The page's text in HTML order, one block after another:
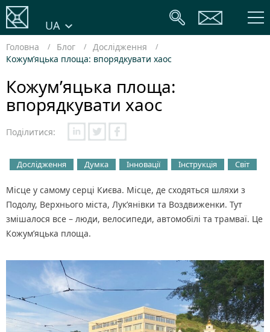
UA
Головна Блог
Дослідження
Кожум’яцька площа: впорядкувати хаос
Кожум’яцька площа:
впорядкувати хаос
Поділитися:
Дослідження Думка Інновації Інструкція Світ
Місце у самому серці Києва. Місце, де сходяться шляхи з
Подолу, Верхнього міста, Лук’янівки та Воздвиженки. Тут
змішалося все – люди, велосипеди, автомобілі та трамваї. Це
Кожум’яцька площа.